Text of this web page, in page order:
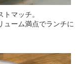
マッチ。
ューム満点でランチに